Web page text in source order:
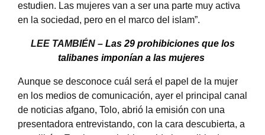
estudien. Las mujeres van a ser una parte muy activa
en la sociedad, pero en el marco del islam”.
LEE TAMBIÉN – Las 29 prohibiciones que los
talibanes imponían a las mujeres
Aunque se desconoce cuál será el papel de la mujer
en los medios de comunicación, ayer el principal canal
de noticias afgano, Tolo, abrió la emisión con una
presentadora entrevistando, con la cara descubierta, a